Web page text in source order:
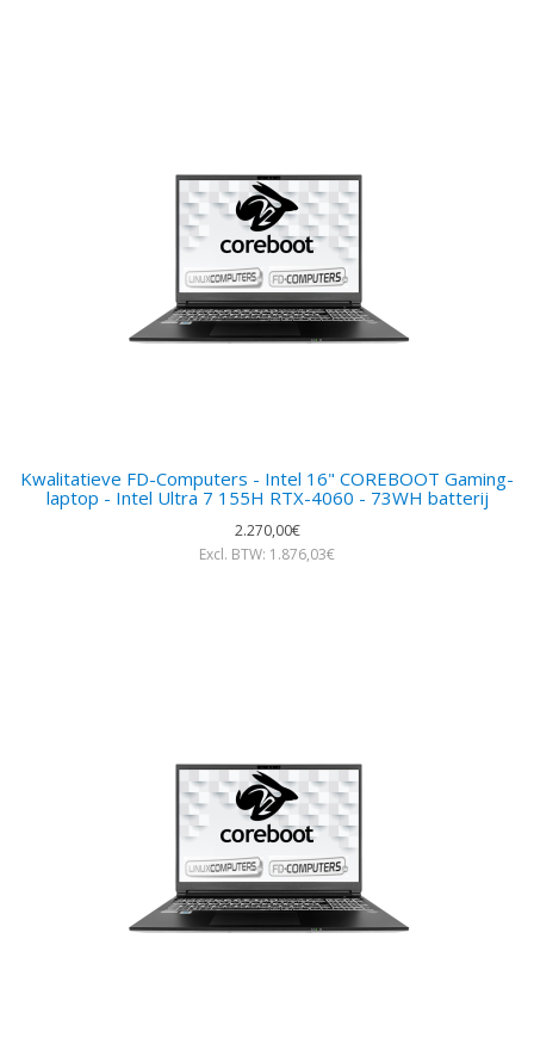
Kwalitatieve FD-Computers - Intel 16" COREBOOT Gaming-
laptop - Intel Ultra 7 155H RTX-4060 - 73WH batterij
2.270,00€
Excl. BTW: 1.876,03€